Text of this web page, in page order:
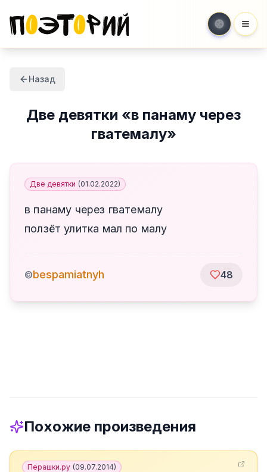
Назад
Две девятки «в панаму через
гватемалу»
Две девятки (01.02.2022)
в панаму через гватемалу
ползёт улитка мал по малу
©bespamiatnyh 48
Похожие произведения
Перашки.ру (09.07.2014)